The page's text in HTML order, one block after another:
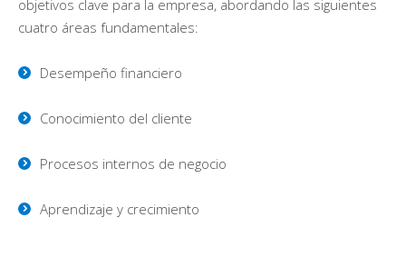
objetivos clave para la empresa, abordando las siguientes
cuatro áreas fundamentales:
Desempeño financiero
Conocimiento del cliente
Procesos internos de negocio
Aprendizaje y crecimiento